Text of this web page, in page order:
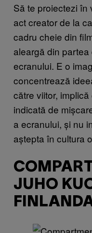
Să te proiectezi în
act creator de la
cadru cheie din
aleargă din
ecranului. E o
concentrează
către viitor,
indicată de
a ecranului, și nu
aștepta în cultura
JUHO